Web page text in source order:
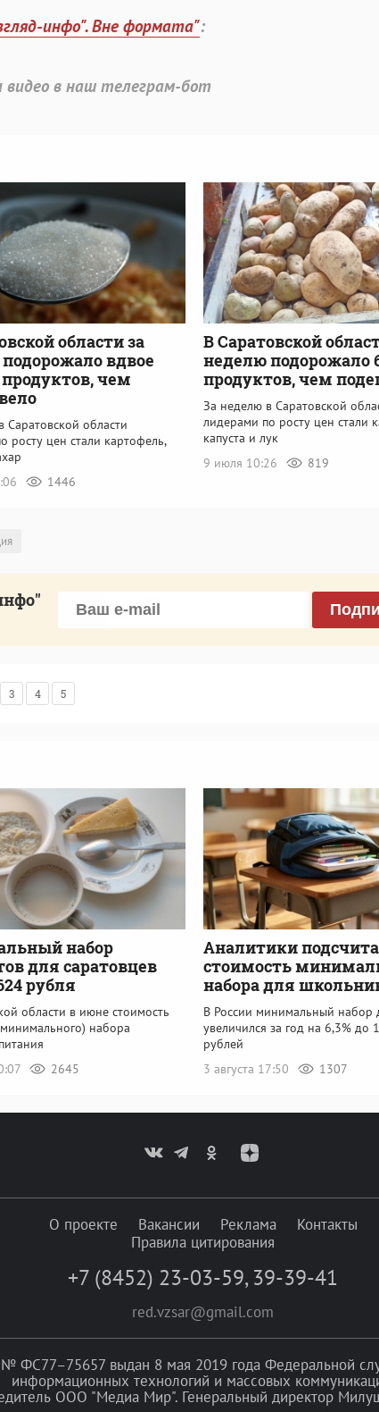
инфо". Вне формата":
в наш телеграм-бот
области за
вдвое
чем
Саратовской области
росту цен стали картофель,
1446
В Саратовской
неделю подорожало
продуктов, чем
За неделю в Саратовской
лидерами по росту цен стали
капуста и лук
9 июля 10:26
819
3 4 5
набор
для саратовцев
рубля
области в июне стоимость
набора
2645
Аналитики
стоимость
набора для
В России минимальный набор
увеличился за год на 6,3% до
рублей
3 августа 17:50
1307
О проекте Вакансии Реклама
Контакты
Правила цитирования
+7 (8452) 23-03-59, 39-39-41
red.vzsar@gmail.com
ФС77–75657 выдан 8 мая 2019 года Федеральной
информационных технологий и массовых
ООО "Медиа Мир". Генеральный директор